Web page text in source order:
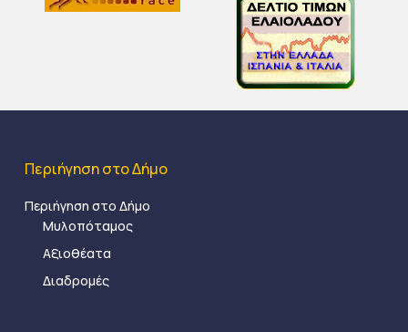
Περιήγηση στο Δήμο
Περιήγηση στο Δήμο
Μυλοπόταμος
Αξιοθέατα
Διαδρομές